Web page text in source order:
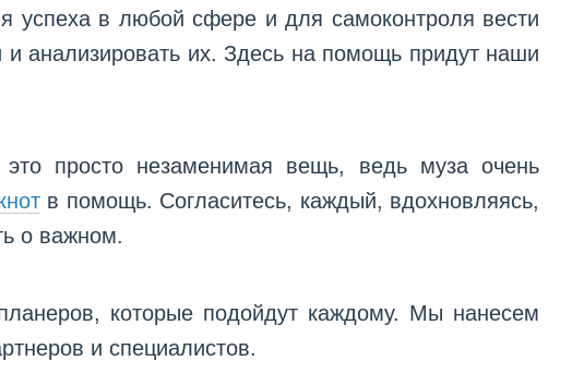
успеха в любой сфере и для самоконтроля вести
анализировать их. Здесь на помощь придут наши
просто незаменимая вещь, ведь муза очень
в помощь. Согласитесь, каждый, вдохновляясь,
о важном.
которые подойдут каждому. Мы нанесем
и специалистов.